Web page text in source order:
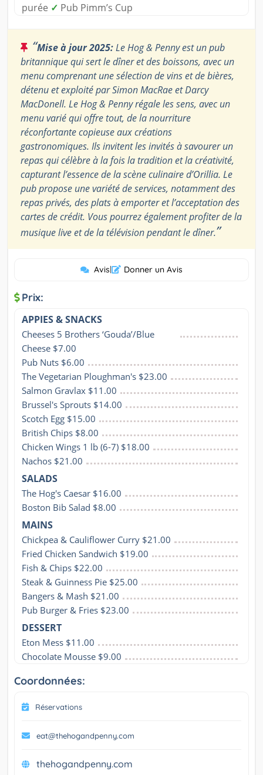
purée ✓ Pub Pimm’s Cup
“Mise à jour 2025:Le Hog & Penny est un pub
britannique qui sert le dîner et des boissons, avec un
menu comprenant une sélection de vins et de bières,
détenu et exploité par Simon MacRae et Darcy
MacDonell. Le Hog & Penny régale les sens, avec un
menu varié qui offre tout, de la nourriture
réconfortante copieuse aux créations
gastronomiques. Ils invitent les invités à savourer un
repas qui célèbre à la fois la tradition et la créativité,
capturant l’essence de la scène culinaire d’Orillia. Le
pub propose une variété de services, notamment des
repas privés, des plats à emporter et l’acceptation des
cartes de crédit. Vous pourrez également profiter de la
musique live et de la télévision pendant le dîner.”
Avis| Donner un Avis
Prix:
APPIES & SNACKS
Cheeses 5 Brothers ‘Gouda’/Blue
Cheese $7.00
Pub Nuts $6.00
The Vegetarian Ploughman's $23.00
Salmon Gravlax $11.00
Brussel's Sprouts $14.00
Scotch Egg $15.00
British Chips $8.00
Chicken Wings 1 lb (6-7) $18.00
Nachos $21.00
SALADS
The Hog's Caesar $16.00
Boston Bib Salad $8.00
MAINS
Chickpea & Cauliflower Curry $21.00
Fried Chicken Sandwich $19.00
Fish & Chips $22.00
Steak & Guinness Pie $25.00
Bangers & Mash $21.00
Pub Burger & Fries $23.00
DESSERT
Eton Mess $11.00
Chocolate Mousse $9.00
Coordonnées:
Réservations
eat@thehogandpenny.com
thehogandpenny.com